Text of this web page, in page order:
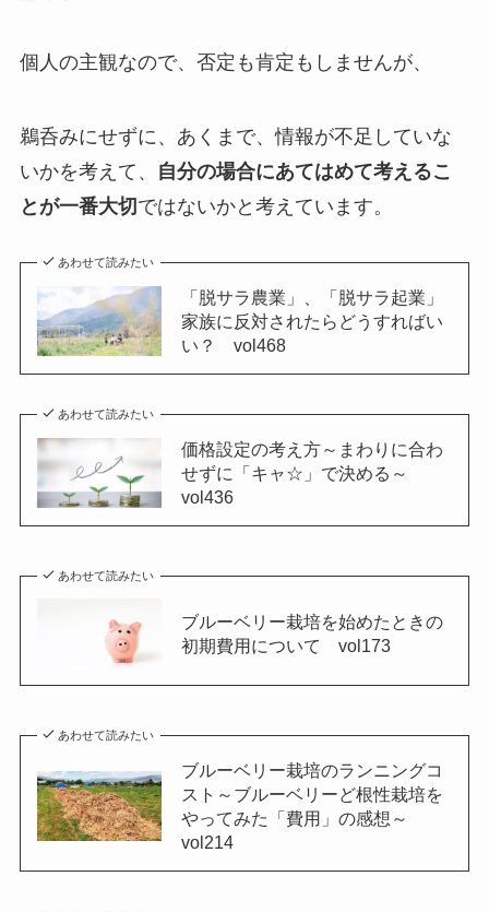
個人の主観なので、否定も肯定もしませんが、
鵜呑みにせずに、あくまで、情報が不足していな
いかを考えて、
自分の場合にあてはめて考えるこ
とが一番大切ではないかと考えています。
あわせて読みたい
「脱サラ農業」、「脱サラ起業」
家族に反対されたらどうすればい
い？ vol468
あわせて読みたい
価格設定の考え方～まわりに合わ
せずに「キャ☆」で決める～
vol436
あわせて読みたい
ブルーベリー栽培を始めたときの
初期費用について vol173
あわせて読みたい
ブルーベリー栽培のランニングコ
スト～ブルーベリーど根性栽培を
やってみた「費用」の感想～
vol214